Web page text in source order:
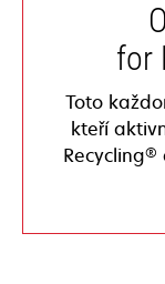
for
Toto
kteří
Recycling®